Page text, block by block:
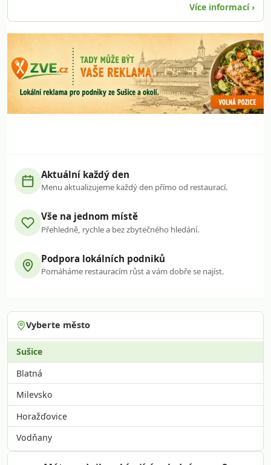
Více informací ›
Aktuální každý den
Menu aktualizujeme každý den přímo od restaurací.
Vše na jednom místě
Přehledně, rychle a bez zbytečného hledání.
Podpora lokálních podniků
Pomáháme restauracím růst a vám dobře se najíst.
Vyberte město
Sušice
Blatná
Milevsko
Horažďovice
Vodňany